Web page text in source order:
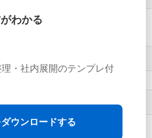
ソリューションを作成した
やアプリ（URL）
わかる
・社内展開のテンプレ付
ウンロードする